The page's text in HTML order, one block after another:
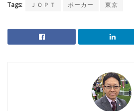
Tags: ＪＯＰＴ ポーカー 東京